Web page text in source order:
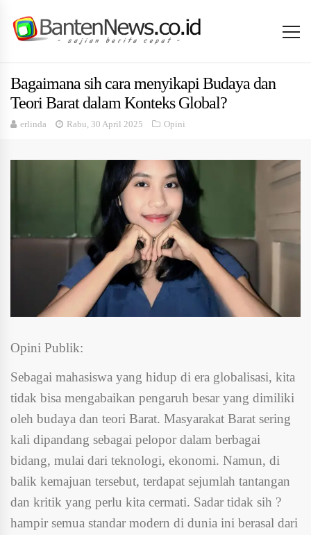
Bagaimana sih cara menyikapi Budaya dan
Teori Barat dalam Konteks Global?
erlinda Rabu, 30 April 2025 Opini
Opini Publik:
Sebagai mahasiswa yang hidup di era globalisasi, kita
tidak bisa mengabaikan pengaruh besar yang dimiliki
oleh budaya dan teori Barat. Masyarakat Barat sering
kali dipandang sebagai pelopor dalam berbagai
bidang, mulai dari teknologi, ekonomi. Namun, di
balik kemajuan tersebut, terdapat sejumlah tantangan
dan kritik yang perlu kita cermati. Sadar tidak sih ?
hampir semua standar modern di dunia ini berasal dari